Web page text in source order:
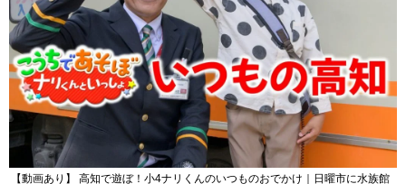
【動画あり】 高知で遊ぼ！小4ナリくんのいつものおでかけ｜日曜市に水族館